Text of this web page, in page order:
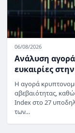
06/08/2026
Ανάλυση
ευκαιρίες
Η αγορά
αβεβαιότητας,
Index στο 27
των…